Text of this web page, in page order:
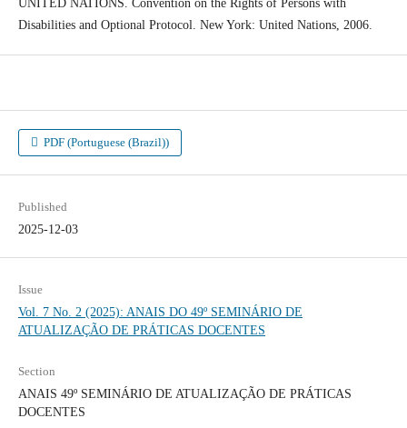
UNITED NATIONS. Convention on the Rights of Persons with
Disabilities and Optional Protocol. New York: United Nations, 2006.
PDF (Portuguese (Brazil))
Published
2025-12-03
Issue
Vol. 7 No. 2 (2025): ANAIS DO 49º SEMINÁRIO DE
ATUALIZAÇÃO DE PRÁTICAS DOCENTES
Section
ANAIS 49º SEMINÁRIO DE ATUALIZAÇÃO DE PRÁTICAS
DOCENTES